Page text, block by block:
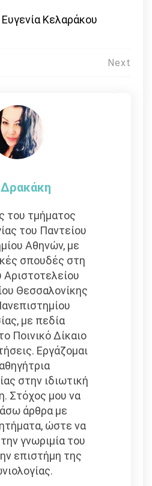
Ευγενία Κελαράκου
Next
του τμήματος
του Παντείου
Αθηνών, με
σπουδές στη
Αριστοτελείου
Θεσσαλονίκης
με πεδία
Ποινικό Δίκαιο
Εργάζομαι
στην ιδιωτική
Στόχος μου να
άρθρα με
ώστε να
γνωριμία του
επιστήμη της